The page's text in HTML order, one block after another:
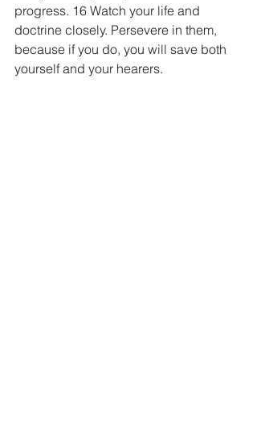
progress. 16 Watch your life and
doctrine closely. Persevere in them,
because if you do, you will save both
yourself and your hearers.